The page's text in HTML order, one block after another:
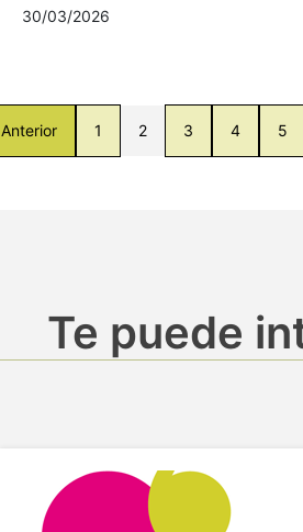
30/03/2026
Anterior 1 2 3 4 5
Te puede